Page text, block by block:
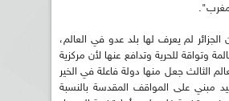
لم يعرف لها بلد عدو في العالم،
وتواقة للحرية وتدافع عنها لأن مركزية
الثالث جعل منها دولة فاعلة في الخير
مبني على المواقف المقدسة بالنسبة